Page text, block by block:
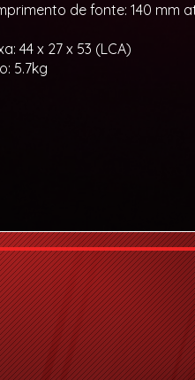
de fonte: 140 mm
44 x 27 x 53 (LCA)
5.7kg